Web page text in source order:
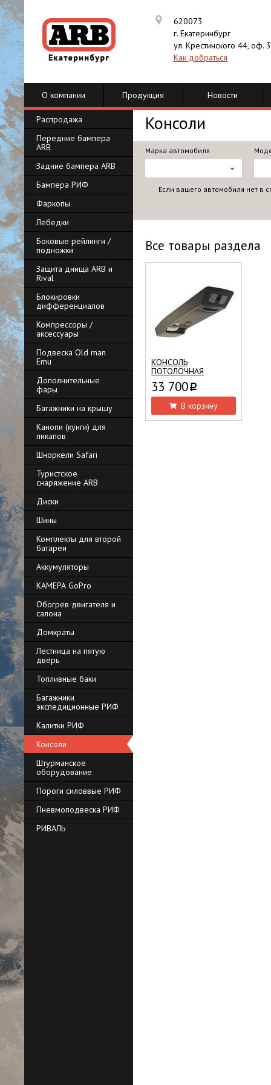
620073
г. Екатеринбург
ул. Крестинского 44, оф.
Как добраться
О компании Продукция Новости
Распродажа
Передние бампера
ARB
Задние бампера ARB
Бампера РИФ
Фаркопы
Лебедки
Боковые рейлинги /
подножки
Защита днища ARB и
Rival
Блокировки
дифференциалов
Компрессоры /
аксессуары
Подвеска Old man
Emu
Дополнительные
фары
Багажники на крышу
Канопи (кунги) для
пикапов
Шноркели Safari
Туристское
снаряжение ARB
Диски
Шины
Комплекты для второй
батареи
Аккумуляторы
КАМЕРА GoPro
Обогрев двигателя и
салона
Домкраты
Лестница на пятую
дверь
Топливные баки
Багажники
экспедиционные РИФ
Калитки РИФ
Консоли
Штурманское
оборудование
Пороги силоввые РИФ
Пневмоподвеска РИФ
РИВАЛЬ
Консоли
Марка автомобиля
Если вашего автомобиля нет в
Все товары раздела
КОНСОЛЬ
ПОТОЛОЧНАЯ
33 700 i
В корзину